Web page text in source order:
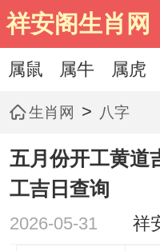
祥安阁生肖网
属鼠 属牛 属虎
生肖网 > 八字
五月份开工黄道
工吉日查询
2026-05-31 祥